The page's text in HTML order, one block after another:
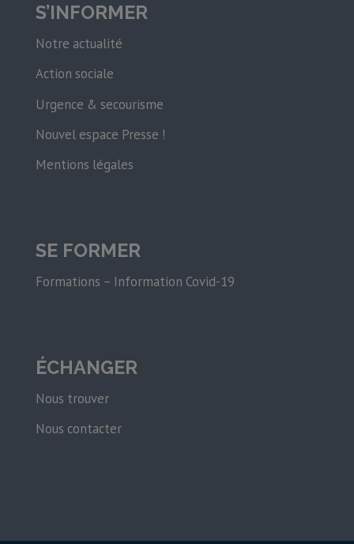
S’INFORMER
Notre actualité
Action sociale
Urgence & secourisme
Nouvel espace Presse !
Mentions légales
SE FORMER
Formations – Information Covid-19
ÉCHANGER
Nous trouver
Nous contacter